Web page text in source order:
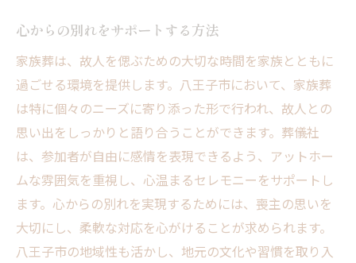
心からの別れをサポートする方法
家族葬は、故人を偲ぶための大切な時間を家族とともに
過ごせる環境を提供します。八王子市において、家族葬
は特に個々のニーズに寄り添った形で行われ、故人との
思い出をしっかりと語り合うことができます。葬儀社
は、参加者が自由に感情を表現できるよう、アットホー
ムな雰囲気を重視し、心温まるセレモニーをサポートし
ます。心からの別れを実現するためには、喪主の思いを
大切にし、柔軟な対応を心がけることが求められます。
八王子市の地域性も活かし、地元の文化や習慣を取り入